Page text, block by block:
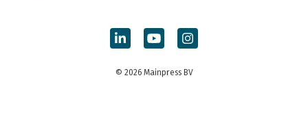
© 2026 Mainpress BV